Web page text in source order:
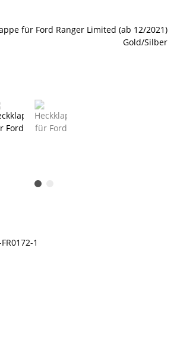
FR0172-1